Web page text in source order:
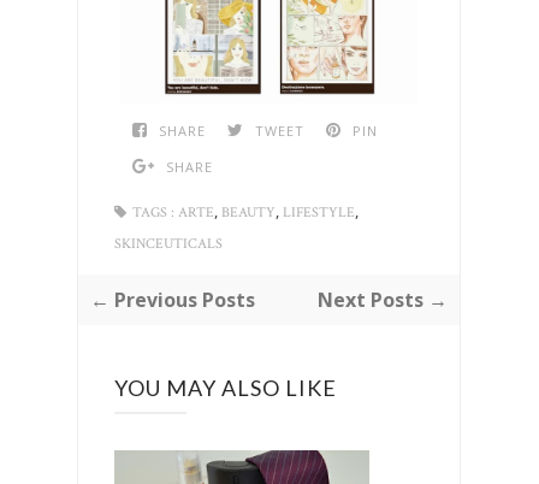
SHARE TWEET
PIN
SHARE
TAGS : ARTE, BEAUTY, LIFESTYLE,
SKINCEUTICALS
← Previous Posts Next Posts →
YOU MAY ALSO LIKE